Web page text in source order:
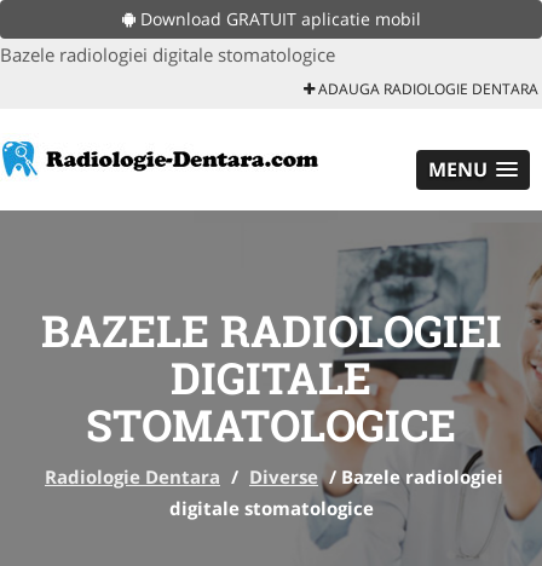
Download GRATUIT aplicatie mobil
Bazele radiologiei digitale stomatologice
ADAUGA RADIOLOGIE DENTARA
MENU
BAZELE RADIOLOGIEI
DIGITALE
STOMATOLOGICE
Radiologie Dentara / Diverse / Bazele radiologiei
digitale stomatologice